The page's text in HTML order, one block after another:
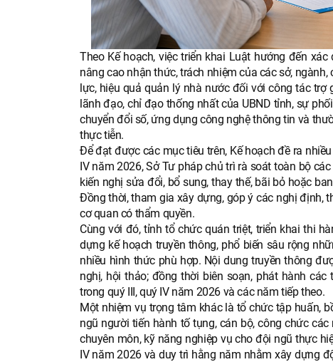
Theo Kế hoạch, việc triển khai Luật hướng đến
nâng cao nhận thức, trách nhiệm của các sở,
lực, hiệu quả quản lý nhà nước đối với công tác
lãnh đạo, chỉ đạo thống nhất của UBND tỉnh, sự
chuyển đổi số, ứng dụng công nghệ thông tin và
thực tiễn.
Để đạt được các mục tiêu trên, Kế hoạch đề ra
IV năm 2026, Sở Tư pháp chủ trì rà soát toàn bộ
kiến nghị sửa đổi, bổ sung, thay thế, bãi bỏ hoặc
Đồng thời, tham gia xây dựng, góp ý các nghị định,
cơ quan có thẩm quyền.
Cùng với đó, tỉnh tổ chức quán triệt, triển khai thi
dựng kế hoạch truyền thông, phổ biến sâu rộng
nhiều hình thức phù hợp. Nội dung truyền thông
nghị, hội thảo; đồng thời biên soạn, phát hành
trong quý III, quý IV năm 2026 và các năm tiếp theo.
Một nhiệm vụ trọng tâm khác là tổ chức tập huấn,
ngũ người tiến hành tố tụng, cán bộ, công chức
chuyên môn, kỹ năng nghiệp vụ cho đội ngũ thực
IV năm 2026 và duy trì hằng năm nhằm xây dựng